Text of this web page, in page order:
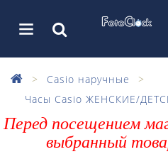
Casio наручные
Часы Casio ЖЕНСКИЕ/
Перед посещением
выбранный